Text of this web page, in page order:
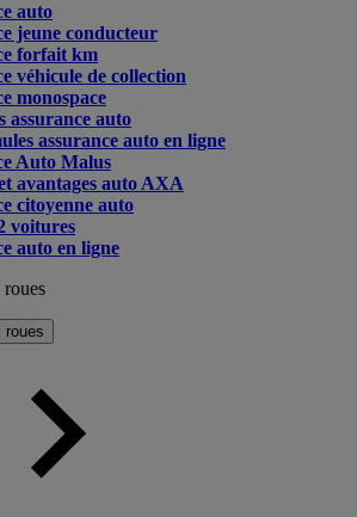
auto
jeune conducteur
forfait km
véhicule de collection
monospace
assurance auto
assurance auto en ligne
Auto Malus
avantages auto AXA
citoyenne auto
voitures
auto en ligne
roues
roues